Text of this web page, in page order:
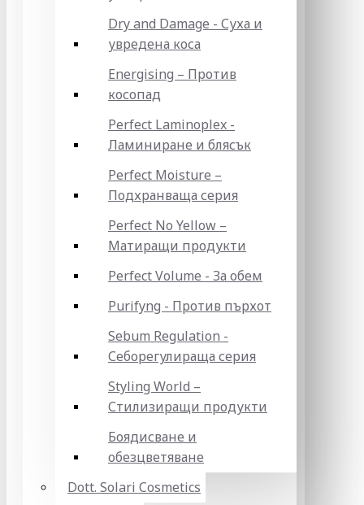
Dry and Damage - Суха и
увредена коса
Energising – Против
косопад
Perfect Laminoplex -
Ламиниране и блясък
Perfect Moisture –
Подхранваща серия
Perfect No Yellow –
Матиращи продукти
Perfect Volume - За обем
Purifyng - Против пърхот
Sebum Regulation -
Себорегулираща серия
Styling World –
Стилизиращи продукти
Боядисване и
обезцветяване
Dott. Solari Cosmetics